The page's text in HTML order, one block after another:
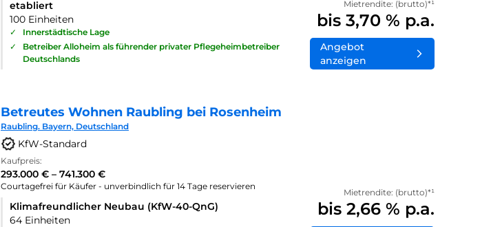
etabliert
100 Einheiten
✓
Innerstädtische Lage
✓
Betreiber Alloheim als führender privater Pflegeheimbetreiber
Deutschlands
Mietrendite: (brutto)*¹
bis 3,70 % p.a.
Angebot
anzeigen
Betreutes Wohnen Raubling bei Rosenheim
Raubling. Bayern, Deutschland
KfW-Standard
Kaufpreis:
293.000 € – 741.300 €
Courtagefrei für Käufer - unverbindlich für 14 Tage reservieren
Klimafreundlicher Neubau (KfW-40-QnG)
64 Einheiten
Mietrendite: (brutto)*¹
bis 2,66 % p.a.